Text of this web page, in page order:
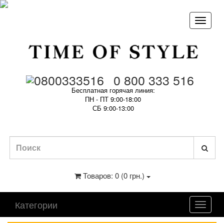
0 800 333 516
Бесплатная горячая линия:
ПН - ПТ 9:00-18:00
СБ 9:00-13:00
Товаров: 0 (0 грн.)
Категории